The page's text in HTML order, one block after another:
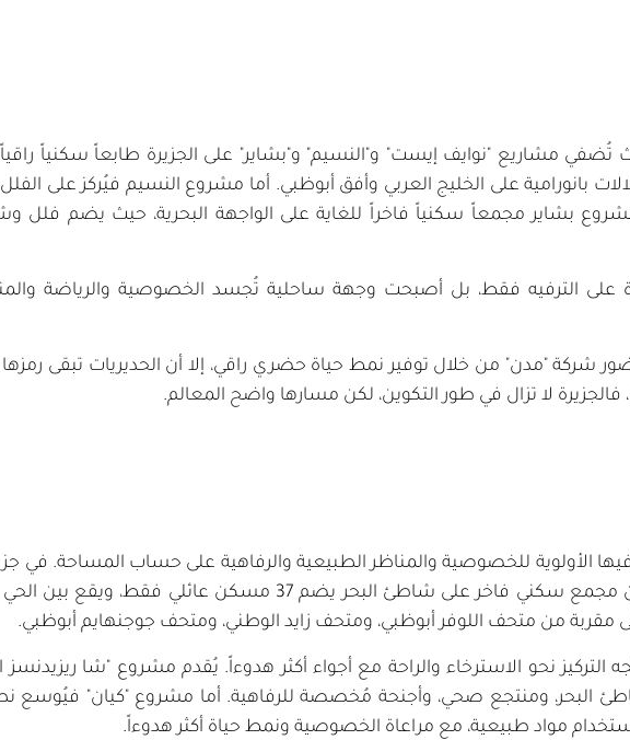
تُضفي مشاريع "نوايف إيست" و"النسيم" و"بشاير" على الجزيرة طابعاً سكنياً
بانورامية على الخليج العربي وأفق أبوظبي. أما مشروع النسيم فيُركز على
بشاير مجمعاً سكنياً فاخراً للغاية على الواجهة البحرية، حيث يضم
على الترفيه فقط، بل أصبحت وجهة ساحلية تُجسد الخصوصية والرياضة
شركة "مدن" من خلال توفير نمط حياة حضري راقي، إلا أن الحديريات تبقى رمزها
لا تزال في طور التكوين، لكن مسارها واضح المعالم.
الأولوية للخصوصية والمناظر الطبيعية والرفاهية على حساب المساحة. في
يُعد مشروع "نُدرة" أبرز هذه المشاريع، هو عبارة عن مجمع سكني فاخر على شاطئ البحر يضم 37 مسكن
مقربة من متحف اللوفر أبوظبي، ومتحف زايد الوطني، ومتحف جوجنهايم أبوظبي.
نحو الاسترخاء والراحة مع أجواء أكثر هدوءاً. يُقدم مشروع "شا ريزيدنسز
ومنتجع صحي، وأجنحة مُخصصة للرفاهية. أما مشروع "كيان" فيُوسع
مواد طبيعية، مع مراعاة الخصوصية ونمط حياة أكثر هدوءاً.